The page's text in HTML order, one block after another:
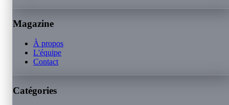
Magazine
À propos
L'équipe
Contact
Catégories